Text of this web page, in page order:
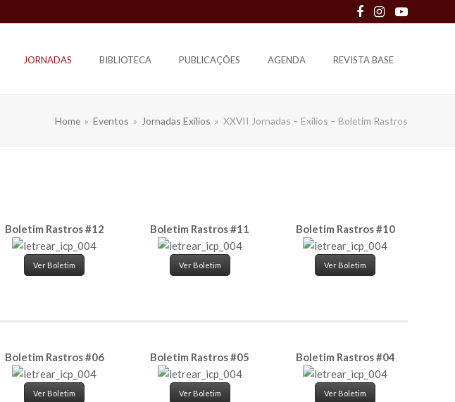
Facebook
Instagram
Youtube
JORNADAS BIBLIOTECA PUBLICAÇÕES AGENDA REVISTA BASE
Home » Eventos » Jornadas Exílios » XXVII Jornadas – Exílios – Boletim Rastros
Boletim Rastros #12
Ver Boletim
Boletim Rastros #11
Ver Boletim
Boletim Rastros #10
Ver Boletim
Boletim Rastros #06
Ver Boletim
Boletim Rastros #05
Ver Boletim
Boletim Rastros #04
Ver Boletim